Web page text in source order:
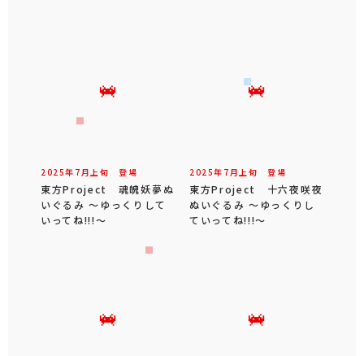
2025年 7 月 上旬 登場
東方Project 魂魄妖夢ぬ
いぐるみ ～ゆっくりして
いってね!!!～
2025年 7 月 上旬 登場
東方Project 十六夜咲夜
ぬいぐるみ ～ゆっくりし
ていってね!!!～